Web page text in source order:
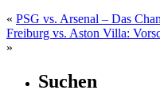
« PSG vs. Arsenal – Das
Freiburg vs. Aston Villa:
»
Suchen